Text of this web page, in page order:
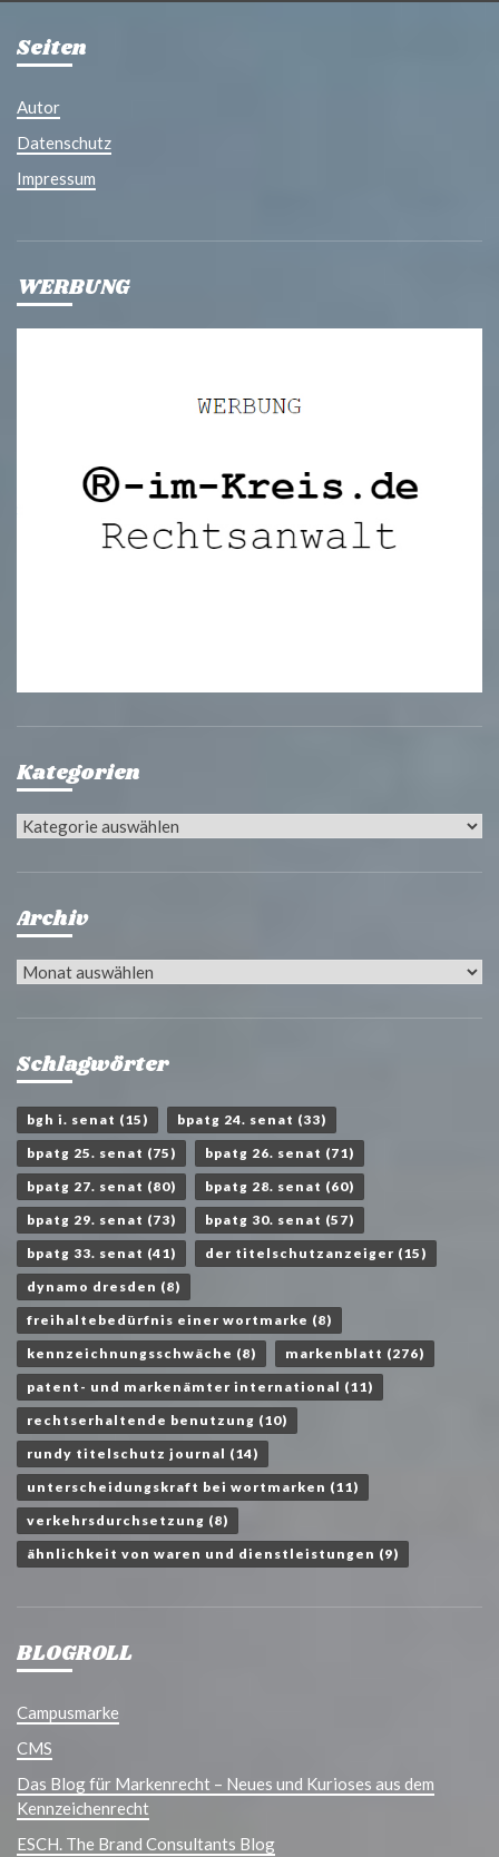
Seiten
Autor
Datenschutz
Impressum
WERBUNG
Kategorien
Kategorien
Archiv
Archiv
Schlagwörter
bgh i. senat (15) bpatg 24. senat (33)
bpatg 25. senat (75) bpatg 26. senat (71)
bpatg 27. senat (80) bpatg 28. senat (60)
bpatg 29. senat (73) bpatg 30. senat (57)
bpatg 33. senat (41) der titelschutzanzeiger (15)
dynamo dresden (8)
freihaltebedürfnis einer wortmarke (8)
kennzeichnungsschwäche (8) markenblatt (276)
patent- und markenämter international (11)
rechtserhaltende benutzung (10)
rundy titelschutz journal (14)
unterscheidungskraft bei wortmarken (11)
verkehrsdurchsetzung (8)
ähnlichkeit von waren und dienstleistungen (9)
BLOGROLL
Campusmarke
CMS
Das Blog für Markenrecht – Neues und Kurioses aus dem
Kennzeichenrecht
ESCH. The Brand Consultants Blog